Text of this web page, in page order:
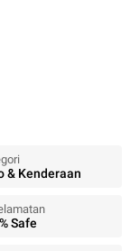
& Kenderaan
Safe